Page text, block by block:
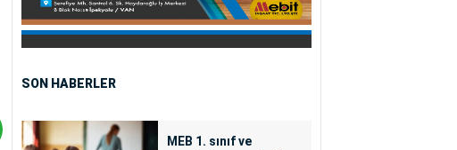
SON HABERLER
MEB 1. sınıf ve